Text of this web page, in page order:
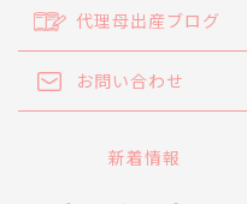
代理母出産ブログ
お問い合わせ
新着情報